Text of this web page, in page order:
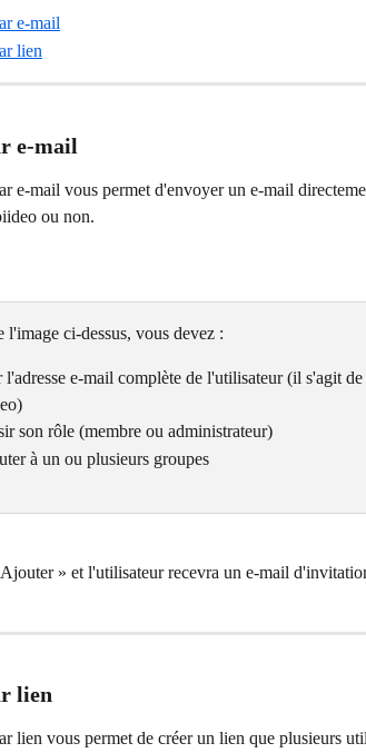
e-mail
lien
e-mail
e-mail vous permet d'envoyer un e-mail
ou non.
l'image ci-dessus, vous devez :
l'adresse e-mail complète de l'utilisateur (il s'agit
son rôle (membre ou administrateur)
à un ou plusieurs groupes
» et l'utilisateur recevra un e-mail
lien
lien vous permet de créer un lien que plusieurs